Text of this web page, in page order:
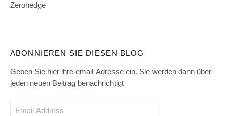
Zerohedge
ABONNIEREN SIE DIESEN BLOG
Geben Sie hier ihre email-Adresse ein. Sie werden dann über
jeden neuen Beitrag benachrichtigt